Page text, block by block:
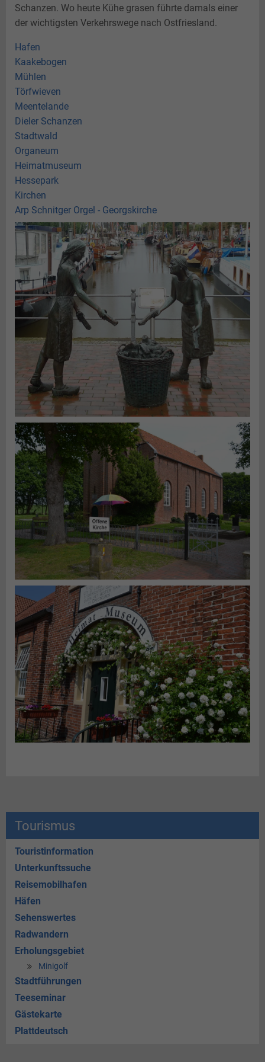
Jüdisches Leben
Teeseminar
Gästekarte
Plattdeutsch
Landesbühne
Nachteule
Hessepark
Paddel und Pedal
Angeln
Perspektive Innenstadt
Photovoltaik
Schanzen. Wo heute Kühe grasen führte damals einer
der wichtigsten Verkehrswege nach Ostfriesland.
Hafen
Kaakebogen
Mühlen
Törfwieven
Meentelande
Dieler Schanzen
Stadtwald
Organeum
Heimatmuseum
Hessepark
Kirchen
Arp Schnitger Orgel - Georgskirche
Tourismus
Touristinformation
Unterkunftssuche
Reisemobilhafen
Häfen
Sehenswertes
Radwandern
Erholungsgebiet
Minigolf
Stadtführungen
Teeseminar
Gästekarte
Plattdeutsch